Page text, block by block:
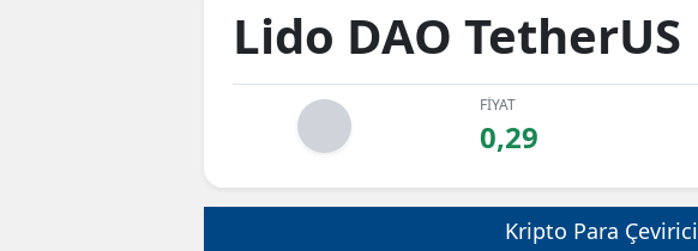
Lido DAO TetherUS
FİYAT
0,29
Kripto Para Çevirici